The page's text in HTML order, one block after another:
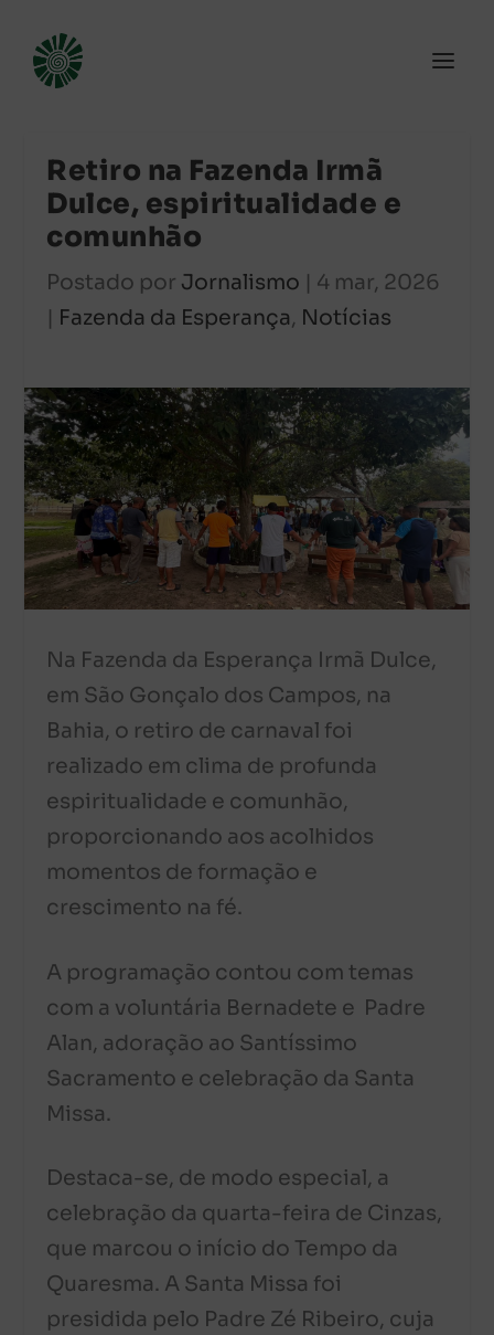
Retiro na Fazenda Irmã
Dulce, espiritualidade e
comunhão
Postado por Jornalismo | 4 mar, 2026
| Fazenda da Esperança, Notícias
Na Fazenda da Esperança Irmã Dulce,
em São Gonçalo dos Campos, na
Bahia, o retiro de carnaval foi
realizado em clima de profunda
espiritualidade e comunhão,
proporcionando aos acolhidos
momentos de formação e
crescimento na fé.
A programação contou com temas
com a voluntária Bernadete e Padre
Alan, adoração ao Santíssimo
Sacramento e celebração da Santa
Missa.
Destaca-se, de modo especial, a
celebração da quarta-feira de Cinzas,
que marcou o início do Tempo da
Quaresma. A Santa Missa foi
presidida pelo Padre Zé Ribeiro, cuja